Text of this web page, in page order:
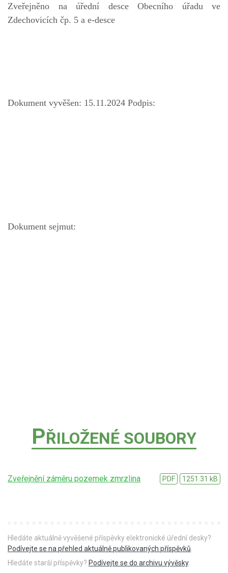
Zveřejněno na úřední desce Obecního úřadu ve
Zdechovicích čp. 5 a e-desce
Dokument vyvěšen: 15.11.2024 Podpis:
Dokument sejmut:
PŘILOŽENÉ SOUBORY
Zveřejnění záměru pozemek zmrzlina PDF 1251.31 kB
Hledáte aktuálně vyvěšené příspěvky elektronické úřední desky?
Podívejte se na přehled aktuálně publikovaných příspěvků
Hledáte starší příspěvky? Podívejte se do archivu vývěsky.